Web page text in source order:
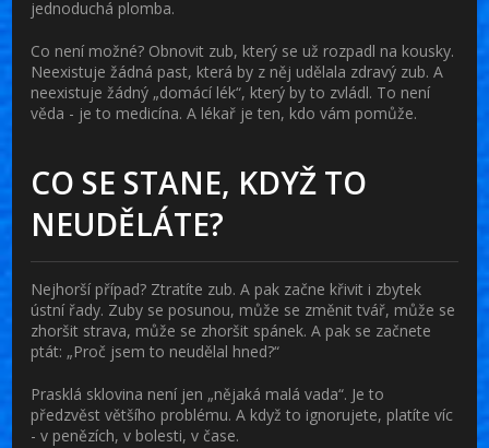
jednoduchá plomba.
Co není možné? Obnovit zub, který se už rozpadl na kousky.
Neexistuje žádná past, která by z něj udělala zdravý zub. A
neexistuje žádný „domácí lék“, který by to zvládl. To není
věda - je to medicína. A lékař je ten, kdo vám pomůže.
CO SE STANE, KDYŽ TO
NEUDĚLÁTE?
Nejhorší případ? Ztratíte zub. A pak začne křivit i zbytek
ústní řady. Zuby se posunou, může se změnit tvář, může se
zhoršit strava, může se zhoršit spánek. A pak se začnete
ptát: „Proč jsem to neudělal hned?“
Prasklá sklovina není jen „nějaká malá vada“. Je to
předzvěst většího problému. A když to ignorujete, platíte víc
- v penězích, v bolesti, v čase.